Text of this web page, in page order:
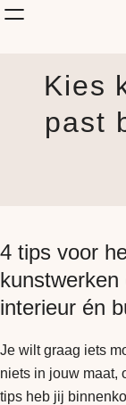
Kies
past
4 tips voor
kunstwerken
interieur én
Je wilt graag iets
niets in jouw maat,
tips heb jij